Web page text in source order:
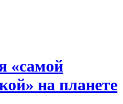
«самой
на планете